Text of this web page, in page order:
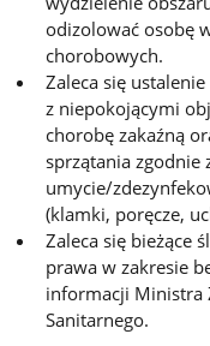
odizolować osobę
chorobowych.
Zaleca się
z niepokojącymi
chorobę zakaźną
sprzątania
umycie/
(klamki, poręcze,
Zaleca się bieżące
prawa w zakresie
informacji Ministra
Sanitarnego.